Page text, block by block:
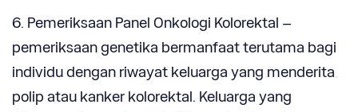
6. Pemeriksaan Panel Onkologi Kolorektal –
pemeriksaan genetika bermanfaat terutama bagi
individu dengan riwayat keluarga yang menderita
polip atau kanker kolorektal. Keluarga yang